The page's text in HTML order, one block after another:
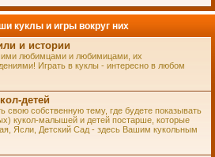
куклы и игры вокруг них
и истории
любимцами и любимицами, их
Играть в куклы - интересно в любом
детей
свою собственную тему, где будете показывать
кукол-малышей и детей постарше, которые
Ясли, Детский Сад - здесь Вашим кукольным